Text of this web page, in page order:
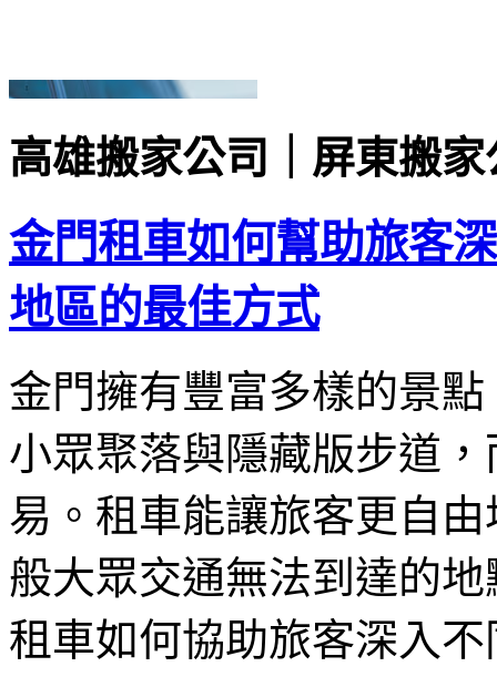
高雄搬家公司｜屏東搬家
金門租車如何幫助旅客
地區的最佳方式
金門擁有豐富多樣的景
小眾聚落與隱藏版步道
易。租車能讓旅客更自
般大眾交通無法到達的
租車如何協助旅客深入